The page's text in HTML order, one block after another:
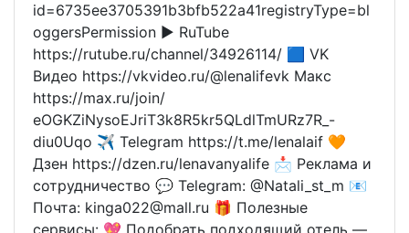
id=6735ee3705391b3bfb522a41registryType=bl
oggersPermission ▶️ RuTube
https://rutubе.ru/channel/34926114/ 🟦 VK
Видео https://vkvidеo.ru/@lenalifevk Макс
https://max.ru/join/
еOGKZiNysoEJriT3k8R5kr5QLdlTmURz7R_-
diu0Uqo ✈️ Telegram https://t.mе/lenalaif 🧡
Дзен https://dzеn.ru/lenavanyalife 📩 Реклама и
сотрудничество 💬 Telegram: @Nаtali_st_m 📧
Почта: kingа022@mall.ru 🎁 Полезные